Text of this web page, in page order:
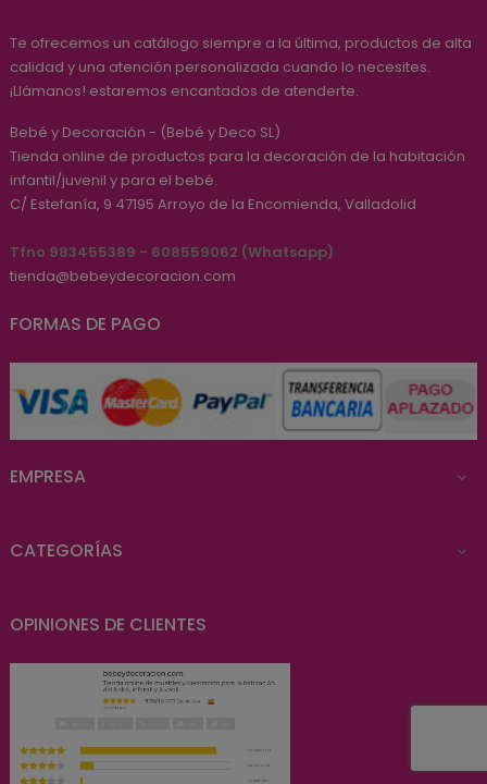
Te ofrecemos un catálogo siempre a la última, productos de alta
calidad y una atención personalizada cuando lo necesites.
¡Llámanos! estaremos encantados de atenderte.
Bebé y Decoración - (Bebé y Deco SL)
Tienda online de productos para la decoración de la habitación
infantil/juvenil y para el bebé.
C/ Estefanía, 9 47195 Arroyo de la Encomienda, Valladolid
Tfno 983455389 - 608559062 (Whatsapp)
tienda@bebeydecoracion.com
FORMAS DE PAGO
EMPRESA 
CATEGORÍAS 
OPINIONES DE CLIENTES